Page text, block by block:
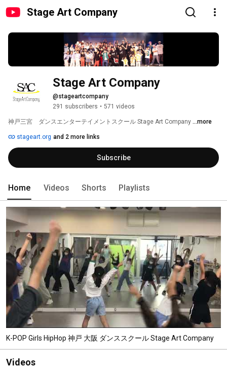
Stage Art Company
Stage Art Company
@stageartcompany
291 subscribers • 571 videos
神戸三宮　ダンスエンターテイメントスクール Stage Art Company ...more
stageart.org and 2 more links
Subscribe
Home Videos Shorts Playlists
K-POP Girls HipHop 神戸 大阪 ダンススクール Stage Art Company
Videos